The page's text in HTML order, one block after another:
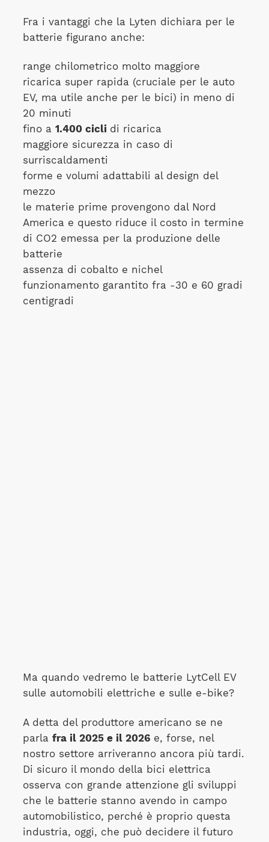
Fra i vantaggi che la Lyten dichiara per le
batterie figurano anche:
range chilometrico molto maggiore
ricarica super rapida (cruciale per le auto
EV, ma utile anche per le bici) in meno di
20 minuti
fino a 1.400 cicli di ricarica
maggiore sicurezza in caso di
surriscaldamenti
forme e volumi adattabili al design del
mezzo
le materie prime provengono dal Nord
America e questo riduce il costo in termine
di CO2 emessa per la produzione delle
batterie
assenza di cobalto e nichel
funzionamento garantito fra -30 e 60 gradi
centigradi
Ma quando vedremo le batterie LytCell EV
sulle automobili elettriche e sulle e-bike?
A detta del produttore americano se ne
parla fra il 2025 e il 2026e, forse, nel
nostro settore arriveranno ancora più tardi.
Di sicuro il mondo della bici elettrica
osserva con grande attenzione gli sviluppi
che le batterie stanno avendo in campo
automobilistico, perché è proprio questa
industria, oggi, che può decidere il futuro